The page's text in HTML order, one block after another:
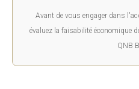
Avant de vous engager dans
évaluez la faisabilité économique
QNB